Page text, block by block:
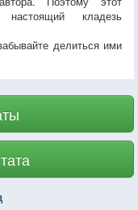
кладезь
делиться ими